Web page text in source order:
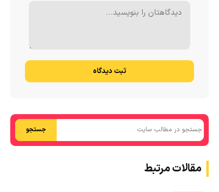
ثبت دیدگاه
جستجو
مقالات مرتبط